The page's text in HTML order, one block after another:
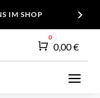
IM SHOP
Warenkorb
0
0,00€